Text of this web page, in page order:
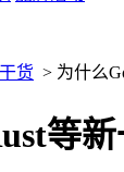
货 > 为什么
等